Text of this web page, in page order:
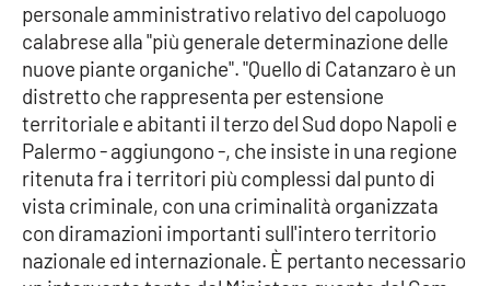
Cronaca
Cultura
Economia e Lavoro
Politica
Sanità
personale amministrativo relativo del capoluogo
calabrese alla "più generale determinazione delle
nuove piante organiche". "Quello di Catanzaro è un
distretto che rappresenta per estensione
territoriale e abitanti il terzo del Sud dopo Napoli e
Palermo - aggiungono -, che insiste in una regione
ritenuta fra i territori più complessi dal punto di
vista criminale, con una criminalità organizzata
con diramazioni importanti sull'intero territorio
nazionale ed internazionale. È pertanto necessario